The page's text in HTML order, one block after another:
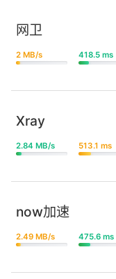
网卫
2 MB/s 418.5 ms
Xray
2.84 MB/s 513.1 ms
now加速
2.49 MB/s 475.6 ms